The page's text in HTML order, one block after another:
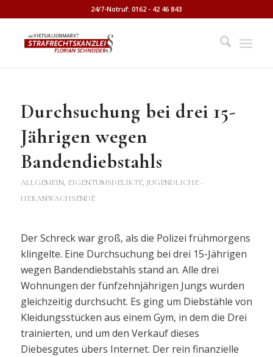
24/7-Notruf: 0162 - 42 46 843
Durchsuchung bei drei 15-
Jährigen wegen
Bandendiebstahls
ALLGEMEIN, EIGENTUMSDELIKTE, JUGENDLICHE -
HERANWACHSENDE
Der Schreck war groß, als die Polizei frühmorgens
klingelte. Eine Durchsuchung bei drei 15-Jährigen
wegen Bandendiebstahls stand an. Alle drei
Wohnungen der fünfzehnjährigen Jungs wurden
gleichzeitig durchsucht. Es ging um Diebstähle von
Kleidungsstücken aus einem Gym, in dem die Drei
trainierten, und um den Verkauf dieses
Diebesgutes übers Internet. Der rein finanzielle